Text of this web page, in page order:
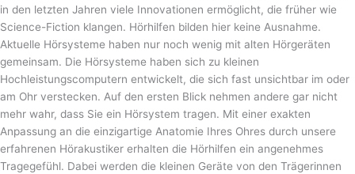
in den letzten Jahren viele Innovationen ermöglicht, die früher wie
Science-Fiction klangen. Hörhilfen bilden hier keine Ausnahme.
Aktuelle Hörsysteme haben nur noch wenig mit alten Hörgeräten
gemeinsam. Die Hörsysteme haben sich zu kleinen
Hochleistungscomputern entwickelt, die sich fast unsichtbar im oder
am Ohr verstecken. Auf den ersten Blick nehmen andere gar nicht
mehr wahr, dass Sie ein Hörsystem tragen. Mit einer exakten
Anpassung an die einzigartige Anatomie Ihres Ohres durch unsere
erfahrenen Hörakustiker erhalten die Hörhilfen ein angenehmes
Tragegefühl. Dabei werden die kleinen Geräte von den Trägerinnen